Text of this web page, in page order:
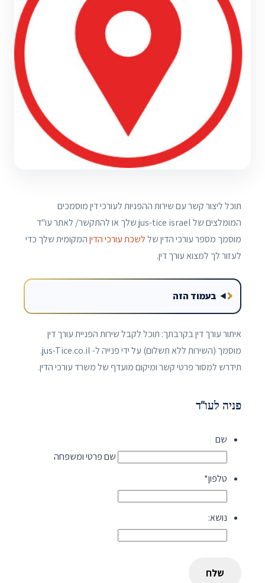
תוכל ליצור קשר עם שירות ההפניות לעורכי דין מוסמכים
המומלצים של jus-tice israel שלך או להתקשר/ לאתר עו"ד
מוסמך מספר עורכי הדין שללשכת עורכי הדיןהמקומית שלך כדי
לעזור לך למצוא עורך דין.
בעמוד הזה
איתור עורך דין בקרבתך: תוכל לקבל שירות הפניית עורך דין
מוסמך (השירות ללא תשלום) על ידי פנייה ל- jus-Tice.co.il.
תידרש למסור פרטי קשר ומיקום מועדף של משרד עורכי הדין.
פניה לעו"ד
שם
שם פרטי ומשפחה
טלפון*
נושא: